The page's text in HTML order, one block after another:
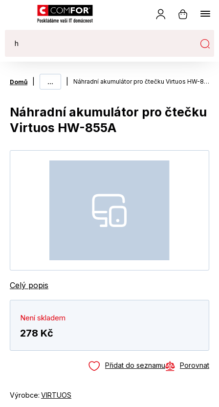
Domů ... Náhradní akumulátor pro čtečku Virtuos HW-855A
Náhradní akumulátor pro čtečku
Virtuos HW-855A
Celý popis
Není skladem
278 Kč
Přidat do seznamu Porovnat
Výrobce: VIRTUOS